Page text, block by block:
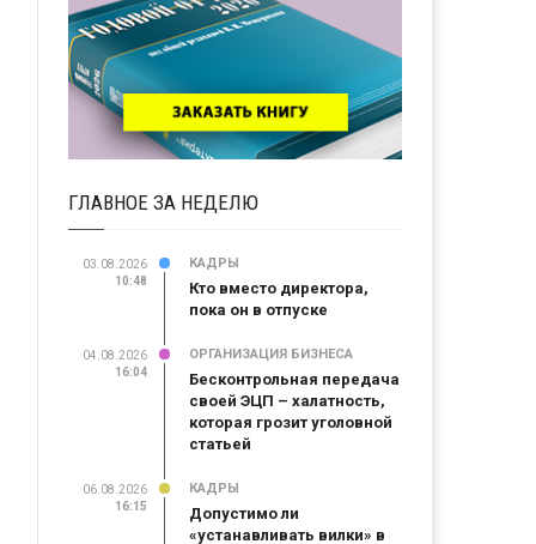
ГЛАВНОЕ ЗА НЕДЕЛЮ
03.08.2026
10:48
КАДРЫ
Кто вместо директора,
пока он в отпуске
04.08.2026
16:04
ОРГАНИЗАЦИЯ БИЗНЕСА
Бесконтрольная передача
своей ЭЦП – халатность,
которая грозит уголовной
статьей
06.08.2026
16:15
КАДРЫ
Допустимо ли
«устанавливать вилки» в